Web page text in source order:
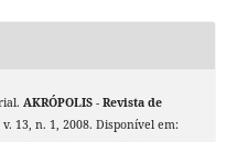
AKRÓPOLIS - Revista de
v. 13, n. 1, 2008. Disponível em: